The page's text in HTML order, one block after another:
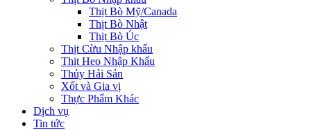
Thịt Bò Mỹ/Canada
Thịt Bò Nhật
Thịt Bò Úc
Thịt Cừu Nhập khẩu
Thịt Heo Nhập Khẩu
Thủy Hải Sản
Xốt và Gia vị
Thực Phẩm Khác
Dịch vụ
Tin tức